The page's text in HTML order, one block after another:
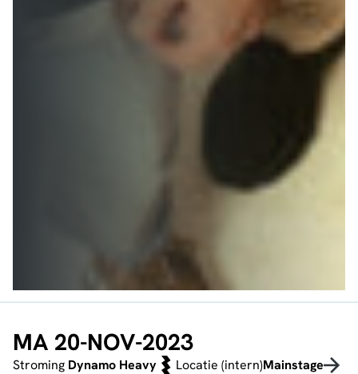
MA 20-NOV-2023
Stroming Dynamo Heavy Locatie (intern)Mainstage